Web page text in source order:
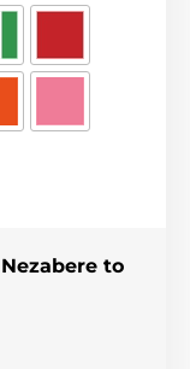
to